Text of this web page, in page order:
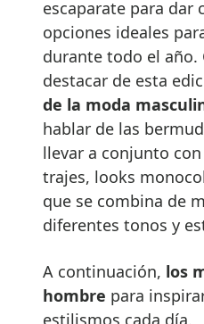
escaparate para dar
opciones ideales
durante todo el año.
destacar de esta
de la moda
hablar de las
llevar a conjunto
trajes, looks
que se combina de
diferentes tonos y
A continuación, los
hombre para
estilismos cada día.